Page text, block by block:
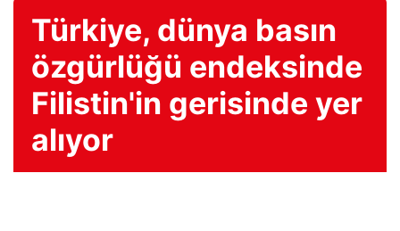
Türkiye, dünya basın
özgürlüğü endeksinde
Filistin'in gerisinde yer
alıyor